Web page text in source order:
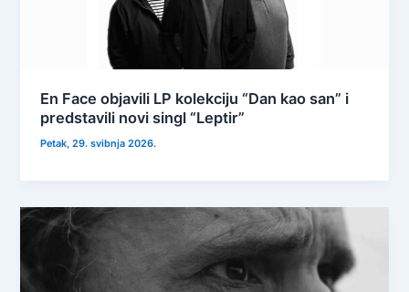
En Face objavili LP kolekciju “Dan kao san” i
predstavili novi singl “Leptir”
Petak, 29. svibnja 2026.